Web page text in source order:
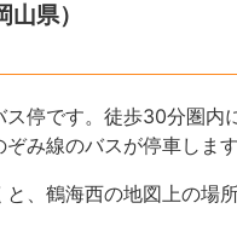
山県）
停です。徒歩30分圏内
み線のバスが停車します
、鶴海西の地図上の場